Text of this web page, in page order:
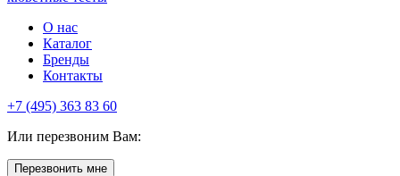
О нас
Каталог
Бренды
Контакты
+7 (495) 363 83 60
Или перезвоним Вам:
Перезвонить мне